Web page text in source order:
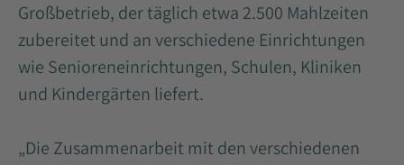
Großbetrieb, der täglich etwa 2.500 Mahlzeiten
zubereitet und an verschiedene Einrichtungen
wie Senioreneinrichtungen, Schulen, Kliniken
und Kindergärten liefert.
„Die Zusammenarbeit mit den verschiedenen